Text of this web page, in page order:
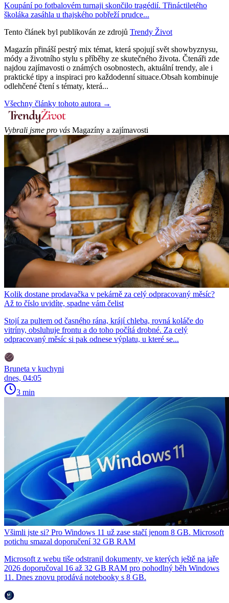
Koupání po fotbalovém turnaji skončilo tragédií. Třináctiletého
školáka zasáhla u thajského pobřeží prudce...
Tento článek byl publikován ze zdrojů Trendy Život
Magazín přináší pestrý mix témat, která spojují svět showbyznysu,
módy a životního stylu s příběhy ze skutečného života. Čtenáři zde
najdou zajímavosti o známých osobnostech, aktuální trendy, ale i
praktické tipy a inspiraci pro každodenní situace.Obsah kombinuje
odlehčené čtení s tématy, která...
Všechny články tohoto autora →
Vybrali jsme pro vás Magazíny a zajímavosti
Kolik dostane prodavačka v pekárně za celý odpracovaný měsíc?
Až to číslo uvidíte, spadne vám čelist
Stojí za pultem od časného rána, krájí chleba, rovná koláče do
vitríny, obsluhuje frontu a do toho počítá drobné. Za celý
odpracovaný měsíc si pak odnese výplatu, u které se...
Bruneta v kuchyni
dnes, 04:05
3 min
Všimli jste si? Pro Windows 11 už zase stačí jenom 8 GB. Microsoft
potichu smazal doporučení 32 GB RAM
Microsoft z webu tiše odstranil dokumenty, ve kterých ještě na jaře
2026 doporučoval 16 až 32 GB RAM pro pohodlný běh Windows
11. Dnes znovu prodává notebooky s 8 GB.